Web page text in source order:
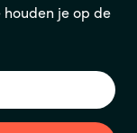
je op de